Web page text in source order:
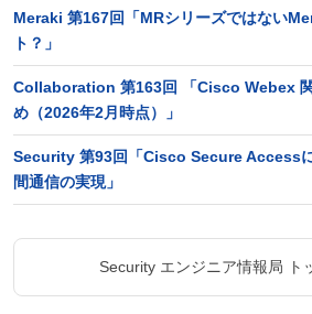
Meraki 第167回「MRシリーズではない
ト？」
Collaboration 第163回 「Cisco Webex
め（2026年2月時点）」
Security 第93回「Cisco Secure Access
間通信の実現」
Security エンジニア情報局 ト